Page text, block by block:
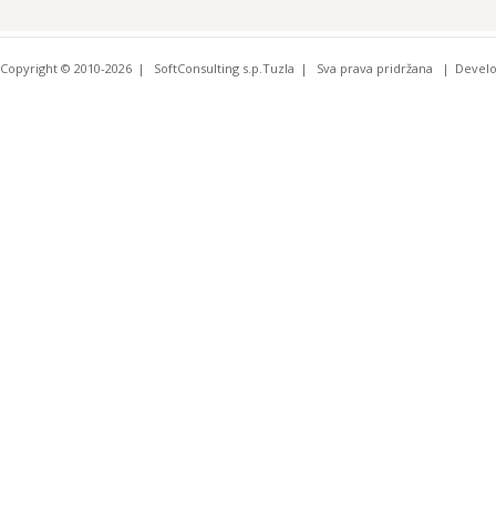
Copyright © 2010-2026 SoftConsulting s.p.Tuzla Sva prava pridržana